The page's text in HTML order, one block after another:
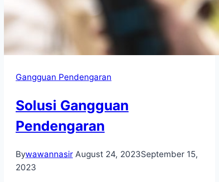
Gangguan Pendengaran
Solusi Gangguan
Pendengaran
Bywawannasir August 24, 2023September 15,
2023